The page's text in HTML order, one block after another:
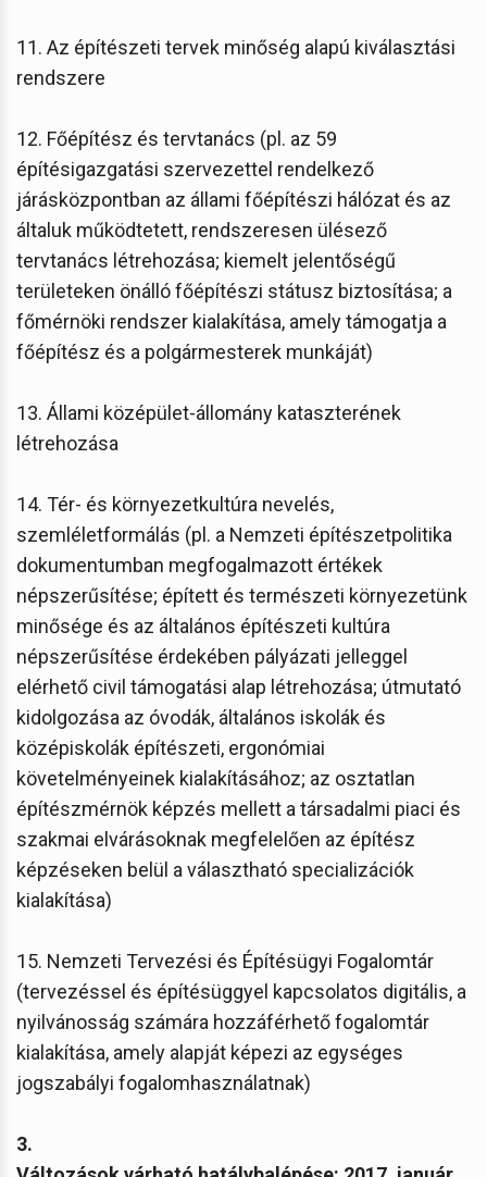
11. Az építészeti tervek minőség alapú kiválasztási
rendszere
12. Főépítész és tervtanács (pl. az 59
építésigazgatási szervezettel rendelkező
járásközpontban az állami főépítészi hálózat és az
általuk működtetett, rendszeresen ülésező
tervtanács létrehozása; kiemelt jelentőségű
területeken önálló főépítészi státusz biztosítása; a
főmérnöki rendszer kialakítása, amely támogatja a
főépítész és a polgármesterek munkáját)
13. Állami középület-állomány kataszterének
létrehozása
14. Tér- és környezetkultúra nevelés,
szemléletformálás (pl. a Nemzeti építészetpolitika
dokumentumban megfogalmazott értékek
népszerűsítése; épített és természeti környezetünk
minősége és az általános építészeti kultúra
népszerűsítése érdekében pályázati jelleggel
elérhető civil támogatási alap létrehozása; útmutató
kidolgozása az óvodák, általános iskolák és
középiskolák építészeti, ergonómiai
követelményeinek kialakításához; az osztatlan
építészmérnök képzés mellett a társadalmi piaci és
szakmai elvárásoknak megfelelően az építész
képzéseken belül a választható specializációk
kialakítása)
15. Nemzeti Tervezési és Építésügyi Fogalomtár
(tervezéssel és építésüggyel kapcsolatos digitális, a
nyilvánosság számára hozzáférhető fogalomtár
kialakítása, amely alapját képezi az egységes
jogszabályi fogalomhasználatnak)
3.